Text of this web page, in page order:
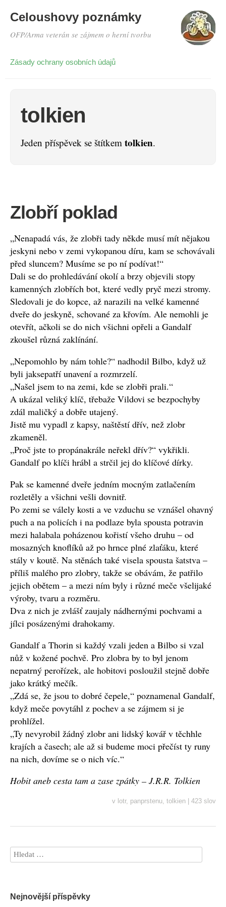
Celoushovy poznámky
OFP/Arma veterán se zájmem o herní tvorbu
Zásady ochrany osobních údajů
tolkien
Jeden příspěvek se štítkem tolkien.
Zlobří poklad
„Nenapadá vás, že zlobři tady někde musí mít nějakou
jeskyni nebo v zemi vykopanou díru, kam se schovávali
před sluncem? Musíme se po ní podívat!“
Dali se do prohledávání okolí a brzy objevili stopy
kamenných zlobřích bot, které vedly pryč mezi stromy.
Sledovali je do kopce, až narazili na velké kamenné
dveře do jeskyně, schované za křovím. Ale nemohli je
otevřít, ačkoli se do nich všichni opřeli a Gandalf
zkoušel různá zaklínání.
„Nepomohlo by nám tohle?“ nadhodil Bilbo, když už
byli jaksepatří unavení a rozmrzelí.
„Našel jsem to na zemi, kde se zlobři prali.“
A ukázal veliký klíč, třebaže Vildovi se bezpochyby
zdál maličký a dobře utajený.
Jistě mu vypadl z kapsy, naštěstí dřív, než zlobr
zkameněl.
„Proč jste to propánakrále neřekl dřív?“ vykřikli.
Gandalf po klíči hrábl a strčil jej do klíčové dírky.
Pak se kamenné dveře jedním mocným zatlačením
rozletěly a všichni vešli dovnitř.
Po zemi se válely kosti a ve vzduchu se vznášel ohavný
puch a na policích i na podlaze byla spousta potravin
mezi halabala poházenou kořistí všeho druhu – od
mosazných knoflíků až po hrnce plné zlaťáku, které
stály v koutě. Na stěnách také visela spousta šatstva –
příliš malého pro zlobry, takže se obávám, že patřilo
jejich obětem – a mezi ním byly i různé meče všelijaké
výroby, tvaru a rozměru.
Dva z nich je zvlášť zaujaly nádhernými pochvami a
jílci posázenými drahokamy.
Gandalf a Thorin si každý vzali jeden a Bilbo si vzal
nůž v kožené pochvě. Pro zlobra by to byl jenom
nepatrný perořízek, ale hobitovi posloužil stejně dobře
jako krátký mečík.
„Zdá se, že jsou to dobré čepele,“ poznamenal Gandalf,
když meče povytáhl z pochev a se zájmem si je
prohlížel.
„Ty nevyrobil žádný zlobr ani lidský kovář v těchhle
krajích a časech; ale až si budeme moci přečíst ty runy
na nich, dovíme se o nich víc.“
Hobit aneb cesta tam a zase zpátky – J.R.R. Tolkien
v lotr, panprstenu, tolkien 423 slov
Nejnovější příspěvky